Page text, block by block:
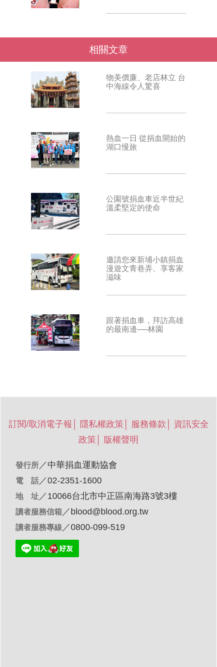
相關文章
物美價廉、老店林立 台
中海線令人驚喜
熱血一日 從捐血開始的
湖口慢旅
公園號捐血車近半世紀
溫柔堅定的使命
邀請您來新埔小鎮捐血
漫遊文青巷弄、享客家
滋味
跟著捐血車，拜訪高雄
的最南邊──林園
訂閱/取消電子報 隱私權政策 服務條款
資訊安全
政策
版權聲明
發行所 ／ 中華捐血運動協會
電 話 ／02-2351-1600
地 址 ／10066台北市中正區南海路3號3樓
讀者服務信箱 ／ blood@blood.org.tw
讀者服務專線 ／0800-099-519